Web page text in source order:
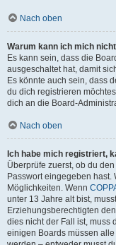
Nach oben
Warum kann ich mich
Es kann sein, dass die
ausgeschaltet hat, damit
Es könnte auch sein, dass
du dich registrieren
dich an die Board-
Nach oben
Ich habe mich registriert,
Überprüfe zuerst, ob du
Passwort eingegeben hast.
Möglichkeiten. Wenn
unter 13 Jahre alt bist,
Erziehungsberechtigten
dies nicht der Fall ist, muss
einigen Boards müssen